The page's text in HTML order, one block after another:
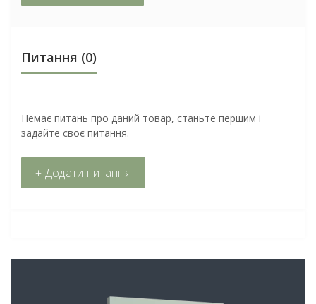
Питання (0)
Немає питань про даний товар, станьте першим і
задайте своє питання.
+ Додати питання